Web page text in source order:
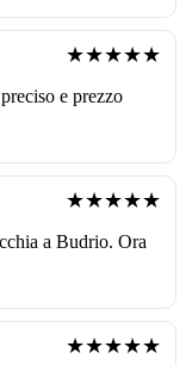
★★★★★
e prezzo
★★★★★
a Budrio. Ora
★★★★★